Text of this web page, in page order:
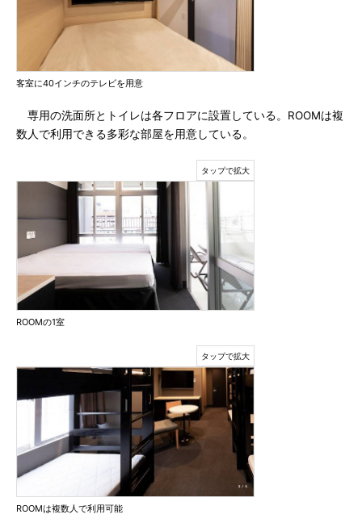
客室に40インチのテレビを用意
専用の洗面所とトイレは各フロアに設置している。ROOMは複
数人で利用できる多彩な部屋を用意している。
ROOMの1室
ROOMは複数人で利用可能